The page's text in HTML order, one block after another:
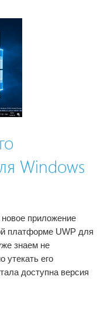
Windows
приложение
платформе UWP для
знаем не
утекать его
доступна версия